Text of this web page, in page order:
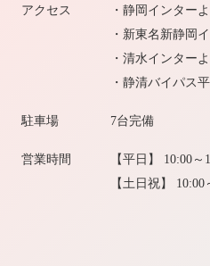
アクセス
・静岡インター
・新東名新静岡
・清水インター
・静清バイパス
駐車場 7台完備
営業時間
【平日】 10:00～
【土日祝】 10:00